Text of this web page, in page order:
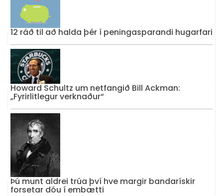
12 ráð til að halda þér í peningasparandi hugarfari
Howard Schultz um netfangið Bill Ackman:
„Fyrirlitlegur verknaður“
Þú munt aldrei trúa því hve margir bandarískir
forsetar dóu í embætti